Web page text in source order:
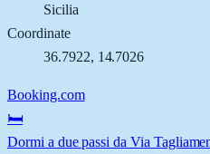
Sicilia
Coordinate
36.7922, 14.7026
Booking.com
🛏️
Dormi a due passi da Via